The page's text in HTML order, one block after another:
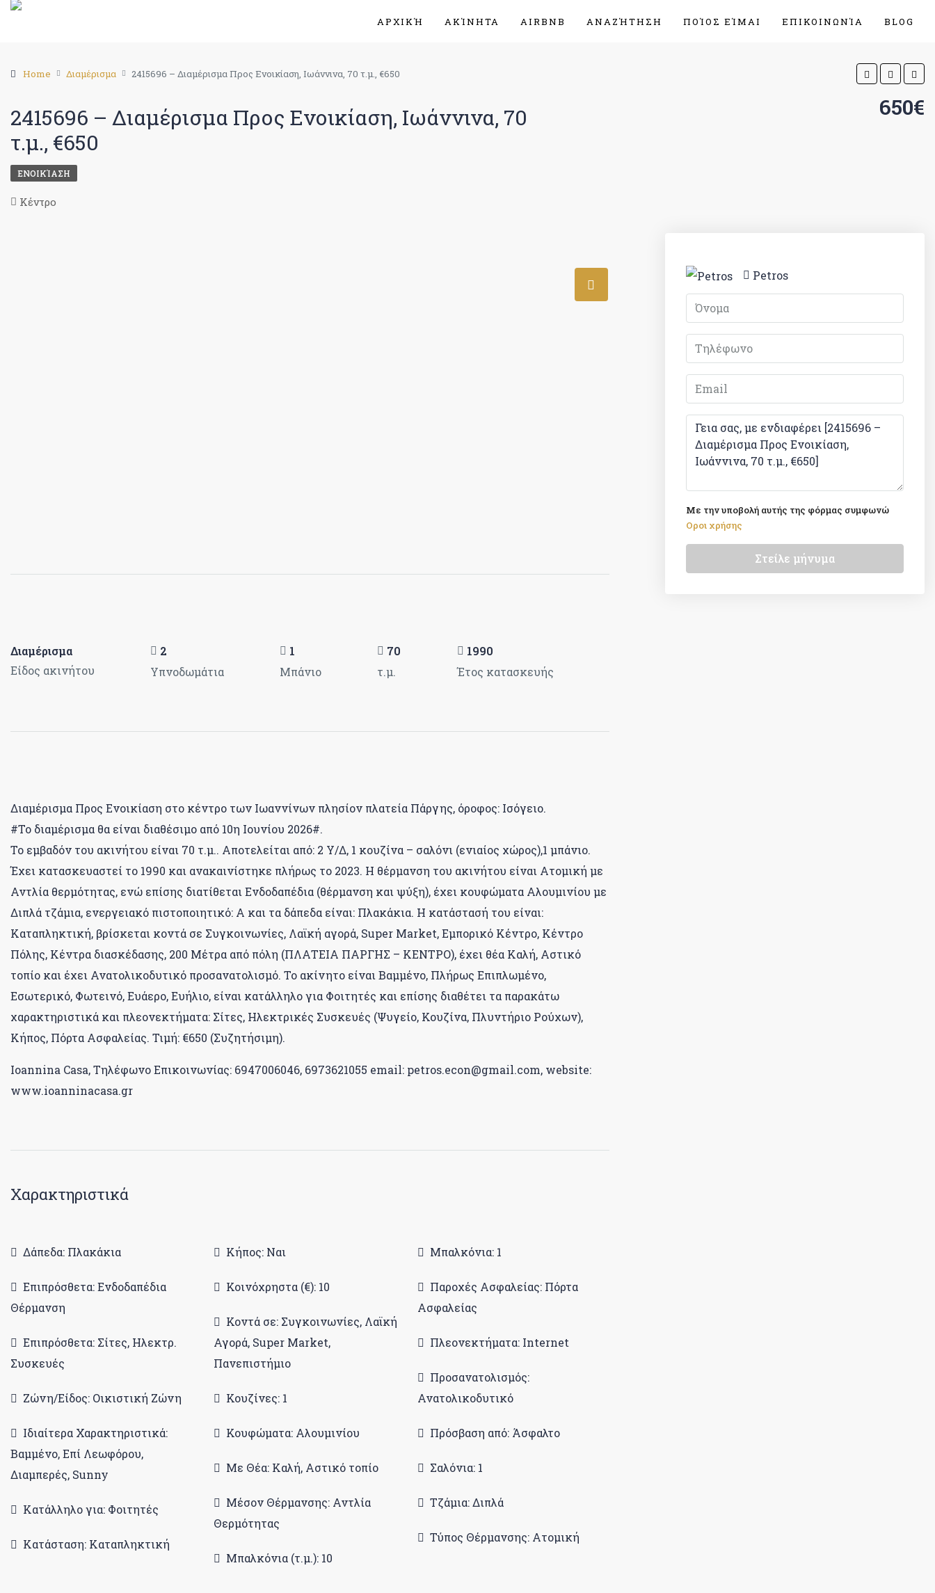
ΑΡΧΙΚΉ ΑΚΊΝΗΤΑ AIRBNB ΑΝΑΖΉΤΗΣΗ ΠΟΊΟΣ ΕΊΜΑΙ ΕΠΙΚΟΙΝΩΝΊΑ BLOG
Home Διαμέρισμα 2415696 – Διαμέρισμα Προς Ενοικίαση, Ιωάννινα, 70 τ.μ., €650
2415696 – Διαμέρισμα Προς Ενοικίαση, Ιωάννινα, 70
τ.μ., €650
650€
ΕΝΟΙΚΊΑΣΗ
Κέντρο
Διαμέρισμα
Είδος ακινήτου
2
Υπνοδωμάτια
1
Μπάνιο
70
τ.μ.
1990
Έτος κατασκευής
Διαμέρισμα Προς Ενοικίαση στο κέντρο των Ιωαννίνων πλησίον πλατεία Πάργης, όροφος: Ισόγειο.
#Το διαμέρισμα θα είναι διαθέσιμο από 10η Ιουνίου 2026#.
Το εμβαδόν του ακινήτου είναι 70 τ.μ.. Αποτελείται από: 2 Υ/Δ, 1 κουζίνα – σαλόνι (ενιαίος χώρος),1 μπάνιο.
Έχει κατασκευαστεί το 1990 και ανακαινίστηκε πλήρως το 2023. Η θέρμανση του ακινήτου είναι Ατομική με
Αντλία θερμότητας, ενώ επίσης διατίθεται Ενδοδαπέδια (θέρμανση και ψύξη), έχει κουφώματα Αλουμινίου με
Διπλά τζάμια, ενεργειακό πιστοποιητικό: Α και τα δάπεδα είναι: Πλακάκια. Η κατάστασή του είναι:
Καταπληκτική, βρίσκεται κοντά σε Συγκοινωνίες, Λαϊκή αγορά, Super Market, Εμπορικό Κέντρο, Κέντρο
Πόλης, Κέντρα διασκέδασης, 200 Μέτρα από πόλη (ΠΛΑΤΕΙΑ ΠΑΡΓΗΣ – ΚΕΝΤΡΟ), έχει θέα Καλή, Αστικό
τοπίο και έχει Ανατολικοδυτικό προσανατολισμό. Το ακίνητο είναι Βαμμένο, Πλήρως Επιπλωμένο,
Εσωτερικό, Φωτεινό, Ευάερο, Ευήλιο, είναι κατάλληλο για Φοιτητές και επίσης διαθέτει τα παρακάτω
χαρακτηριστικά και πλεονεκτήματα: Σίτες, Ηλεκτρικές Συσκευές (Ψυγείο, Κουζίνα, Πλυντήριο Ρούχων),
Κήπος, Πόρτα Ασφαλείας. Τιμή: €650 (Συζητήσιμη).
Ioannina Casa, Τηλέφωνο Επικοινωνίας: 6947006046, 6973621055 email: petros.econ@gmail.com, website:
www.ioanninacasa.gr
Χαρακτηριστικά
Δάπεδα: Πλακάκια
Επιπρόσθετα: Ενδοδαπέδια
Θέρμανση
Επιπρόσθετα: Σίτες, Ηλεκτρ.
Συσκευές
Ζώνη/Είδος: Οικιστική Ζώνη
Ιδιαίτερα Χαρακτηριστικά:
Βαμμένο, Επί Λεωφόρου,
Διαμπερές, Sunny
Κατάλληλο για: Φοιτητές
Κατάσταση: Καταπληκτική
Κήπος: Ναι
Κοινόχρηστα (€): 10
Κοντά σε: Συγκοινωνίες, Λαϊκή
Αγορά, Super Market,
Πανεπιστήμιο
Κουζίνες: 1
Κουφώματα: Αλουμινίου
Με Θέα: Καλή, Αστικό τοπίο
Μέσον Θέρμανσης: Αντλία
Θερμότητας
Μπαλκόνια (τ.μ.): 10
Μπαλκόνια: 1
Παροχές Ασφαλείας: Πόρτα
Ασφαλείας
Πλεονεκτήματα: Internet
Προσανατολισμός:
Ανατολικοδυτικό
Πρόσβαση από: Άσφαλτο
Σαλόνια: 1
Τζάμια: Διπλά
Τύπος Θέρμανσης: Ατομική
Petros
Με την υποβολή αυτής της φόρμας συμφωνώ
Οροι χρήσης
Στείλε μήνυμα